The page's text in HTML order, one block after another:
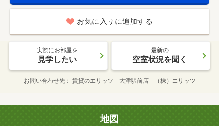
お気に入りに追加する
実際にお部屋を
見学したい
最新の
空室状況を聞く
お問い合わせ先 賃貸のエリッツ 大津駅前店 （株）エリッツ
地図